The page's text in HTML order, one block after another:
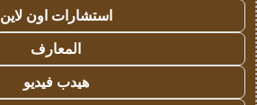
استشارات اون لاين
المعارف
هيدب فيديو